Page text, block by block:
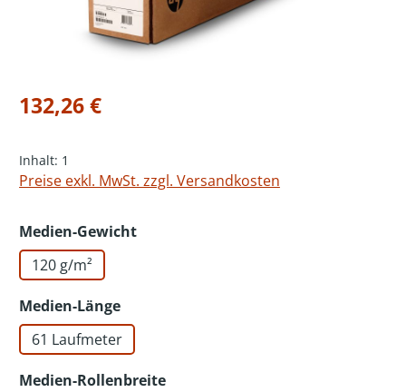
Regulärer Preis:
132,26 €
Inhalt: 1
Preise exkl. MwSt. zzgl. Versandkosten
Medien-Gewichtauswählen
120 g/m²
Medien-Längeauswählen
61 Laufmeter
Medien-Rollenbreiteauswählen